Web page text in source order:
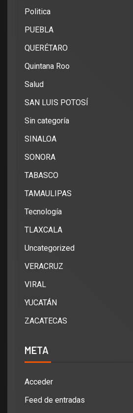
Politica
PUEBLA
QUERÉTARO
Quintana Roo
Salud
SAN LUIS POTOSÍ
Sin categoría
SINALOA
SONORA
TABASCO
TAMAULIPAS
Tecnología
TLAXCALA
Uncategorized
VERACRUZ
VIRAL
YUCATÁN
ZACATECAS
META
Acceder
Feed de entradas